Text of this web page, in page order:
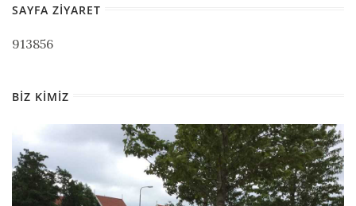
SAYFA ZIYARET
913856
BIZ KIMIZ